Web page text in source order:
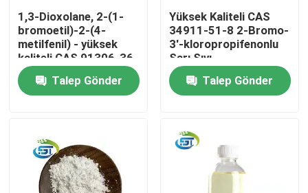
Fabrika turu
Kalite kontrol
Bir teklif isteği
1,3-Dioxolane, 2-(1-
bromoetil)-2-(4-
metilfenil) - yüksek
kaliteli CAS 91306-36-
4
Talep Gönder
Yüksek Kaliteli CAS
34911-51-8 2-Bromo-
3'-kloropropifenonlu
Sarı Sıvı
Talep Gönder